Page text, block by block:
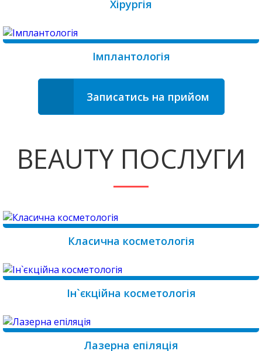
Хірургія
Імплантологія
Записатись на прийом
BEAUTY ПОСЛУГИ
Класична косметологія
Ін`єкційна косметологія
Лазерна епіляція